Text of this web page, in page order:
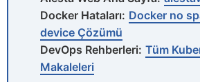
Docker Hataları: Docker no
device Çözümü
DevOps Rehberleri: Tüm
Makaleleri